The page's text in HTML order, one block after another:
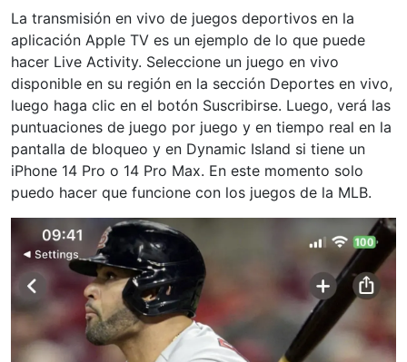
La transmisión en vivo de juegos deportivos en la
aplicación Apple TV es un ejemplo de lo que puede
hacer Live Activity. Seleccione un juego en vivo
disponible en su región en la sección Deportes en vivo,
luego haga clic en el botón Suscribirse. Luego, verá las
puntuaciones de juego por juego y en tiempo real en la
pantalla de bloqueo y en Dynamic Island si tiene un
iPhone 14 Pro o 14 Pro Max. En este momento solo
puedo hacer que funcione con los juegos de la MLB.